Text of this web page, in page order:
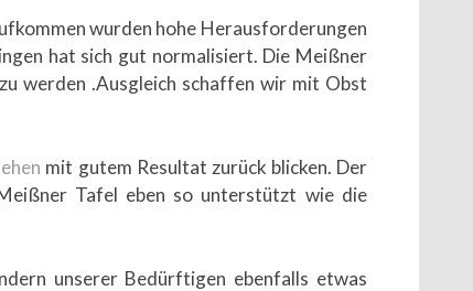
wurden hohe Herausforderungen
hat sich gut normalisiert. Die Meißner
werden .Ausgleich schaffen wir mit Obst
mit gutem Resultat zurück blicken. Der
Tafel eben so unterstützt wie die
unserer Bedürftigen ebenfalls etwas